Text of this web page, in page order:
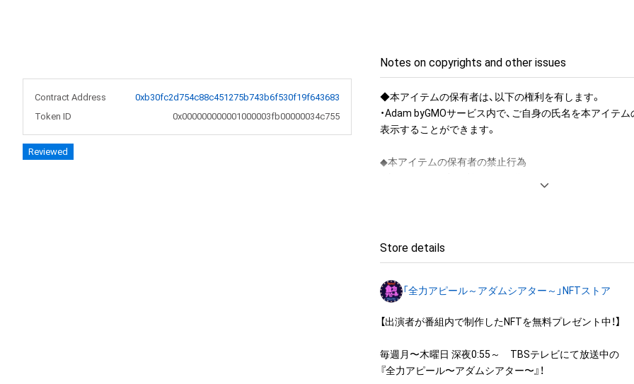
Contract Address
0xb30fc2d754c88c451275b743b6f530f19f643683
Token ID
0x000000000001000003fb00000034c755
Reviewed
Notes on copyrights and other issues
◆本アイテムの保有者は、以下の権利を有します。
・Adam byGMOサービス内で、ご自身の氏名を本アイテ
表示することができます。
◆本アイテムの保有者の禁止行為
◆本アイテムに関する注意事項
用新案権、商標権、意匠権その他の知的財産権(それらの
は、本アイテムの著作権を有する方、著作隣接権の権利者
有していたとしても、本アイテムに関する創作物にかかる
することを意味しません。
Store details
「全力アピール～アダムシアター～」NFTストア
【出演者が番組内で制作したNFTを無料プレゼント中！】
毎週月〜木曜日 深夜0:55～　TBSテレビにて放送中の
『全力アピール〜アダムシアター〜』！